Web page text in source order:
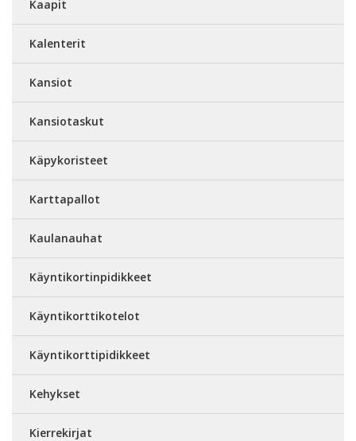
Kaapit
Kalenterit
Kansiot
Kansiotaskut
Käpykoristeet
Karttapallot
Kaulanauhat
Käyntikortinpidikkeet
Käyntikorttikotelot
Käyntikorttipidikkeet
Kehykset
Kierrekirjat